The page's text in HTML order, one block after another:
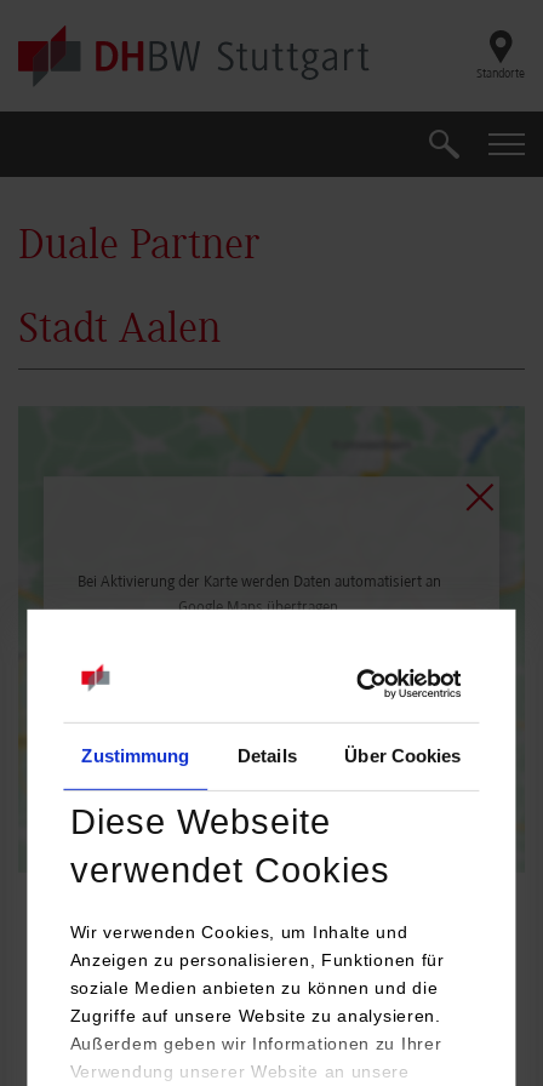
Zustimmung Details Über Cookies
Diese Webseite
verwendet Cookies
Wir verwenden Cookies, um Inhalte und
Anzeigen zu personalisieren, Funktionen für
soziale Medien anbieten zu können und die
Zugriffe auf unsere Website zu analysieren.
Außerdem geben wir Informationen zu Ihrer
Verwendung unserer Website an unsere
Skip to main content
Standorte
Suche
Duale Partner
Stadt Aalen
Bei Aktivierung der Karte werden Daten automatisiert an
Google Maps übertragen.
Einmalig aktivieren
Wirtschaftsingenieurwesen / Facility Management
Stadt Aalen
Marktplatz 30